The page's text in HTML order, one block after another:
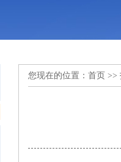
您现在的位置： 首页 >>